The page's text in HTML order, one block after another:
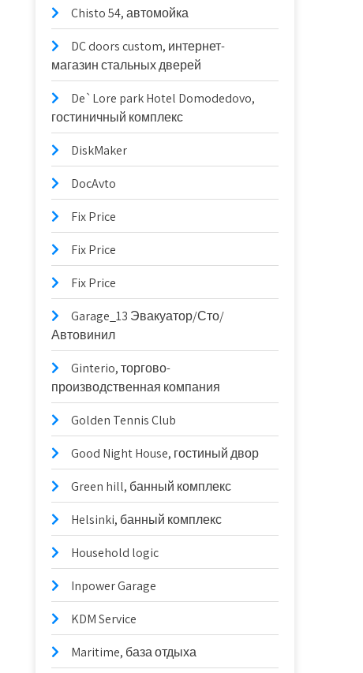
Chisto 54, автомойка
DC doors custom, интернет-
магазин стальных дверей
De`Lore park Hotel Domodedovo,
гостиничный комплекс
DiskMaker
DocAvto
Fix Price
Fix Price
Fix Price
Garage_13 Эвакуатор/Сто/
Автовинил
Ginterio, торгово-
производственная компания
Golden Tennis Club
Good Night House, гостиный двор
Green hill, банный комплекс
Helsinki, банный комплекс
Household logic
Inpower Garage
KDM Service
Maritime, база отдыха